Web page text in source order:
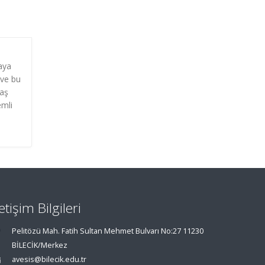
bu
Bilgileri
Pelitözü Mah. Fatih Sultan Mehmet Bulvarı No:27 11230
BİLECİK/Merkez
avesis@bilecik.edu.tr